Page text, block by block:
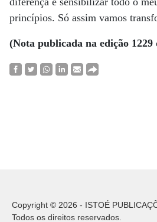
princípios. Só assim vamos
(Nota publicada na edição
Copyright © 2026 - ISTOÉ
Todos os direitos reservados.